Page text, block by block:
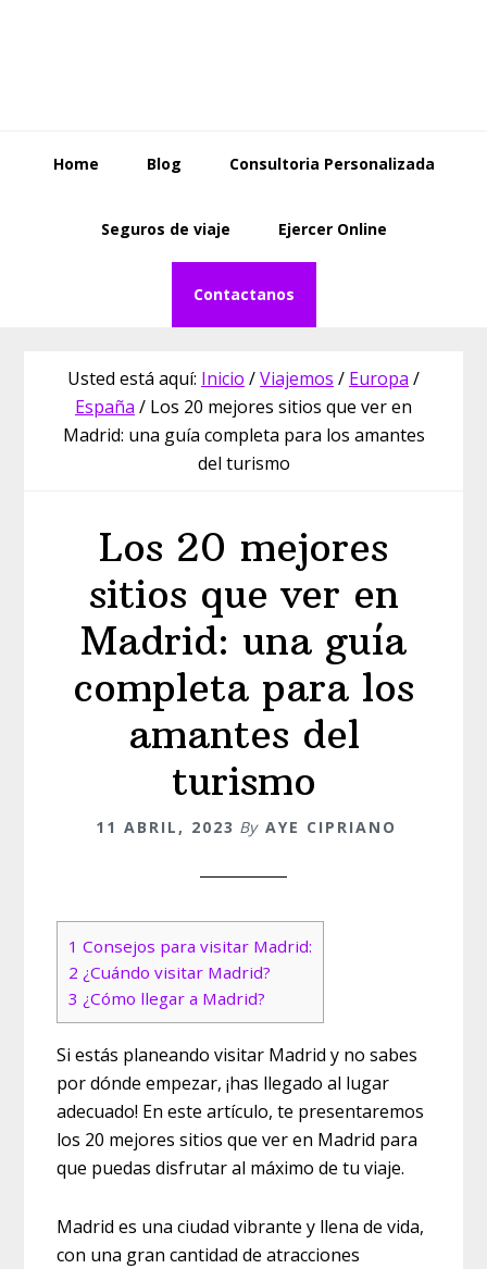
Home Blog Consultoria Personalizada
Seguros de viaje Ejercer Online
Contactanos
Usted está aquí: Inicio /Viajemos / Europa /
España / Los 20 mejores sitios que ver en
Madrid: una guía completa para los amantes
del turismo
Los 20 mejores
sitios que ver en
Madrid: una guía
completa para los
amantes del
turismo
11 ABRIL, 2023 By AYE CIPRIANO
1 Consejos para visitar Madrid:
2 ¿Cuándo visitar Madrid?
3 ¿Cómo llegar a Madrid?
Si estás planeando visitar Madrid y no sabes
por dónde empezar, ¡has llegado al lugar
adecuado! En este artículo, te presentaremos
los 20 mejores sitios que ver en Madrid para
que puedas disfrutar al máximo de tu viaje.
Madrid es una ciudad vibrante y llena de vida,
con una gran cantidad de atracciones